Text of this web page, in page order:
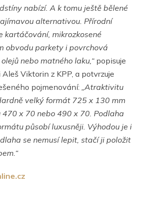
nabízí. A k tomu ještě bělené
alternativou. Přírodní
kartáčování, mikrozkosené
obvodu parkety i povrchová
nebo matného laku,“ popisuje
Viktorin z KPP, a potvrzuje
pojmenování:„Atraktivitu
velký formát 725 x 130 mm
x 70 nebo 490 x 70. Podlaha
působí luxusněji. Výhodou je i
se nemusí lepit, stačí ji položit